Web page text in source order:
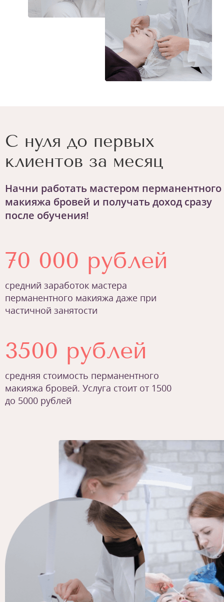
С нуля до первых
клиентов за месяц
Начни работать мастером перманентного
макияжа бровей и получать доход сразу
после обучения!
70 000 рублей
средний заработок мастера
перманентного макияжа даже при
частичной занятости
3500 рублей
средняя стоимость перманентного
макияжа бровей. Услуга стоит от 1500
до 5000 рублей